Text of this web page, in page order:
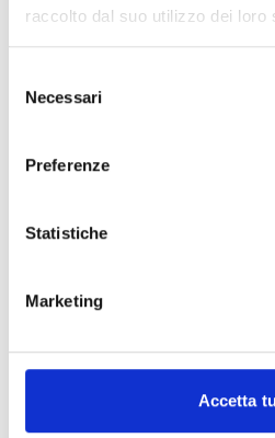
raccolto dal suo utilizzo dei loro
delNecessari
Preferenze
Statistiche
Marketing
Accetta
proposte progettuali. La
aggiudicarsi il contributo. Si
criteri di valutazione che
perché sono quelli su cui si
progetto (Cfr. art. 7, pagg. 3-
Hai bisogno di maggiori
Franca Del Giudice: 0432